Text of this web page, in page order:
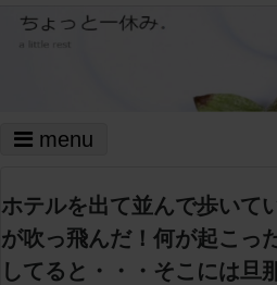
menu
ホテルを出て並んで歩いて
が吹っ飛んだ！何が起こっ
してると・・・そこには旦